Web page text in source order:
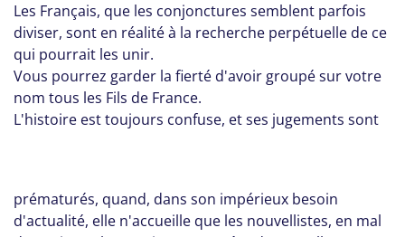
Les Français, que les conjonctures semblent parfois
diviser, sont en réalité à la recherche perpétuelle de ce
qui pourrait les unir.
Vous pourrez garder la fierté d'avoir groupé sur votre
nom tous les Fils de France.
L'histoire est toujours confuse, et ses jugements sont
prématurés, quand, dans son impérieux besoin
d'actualité, elle n'accueille que les nouvellistes, en mal